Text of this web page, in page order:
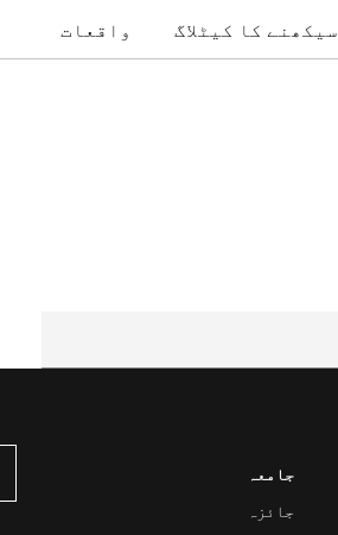
سیکھنے کا کیٹلاگ واقعات
جامعہ
جائزہ